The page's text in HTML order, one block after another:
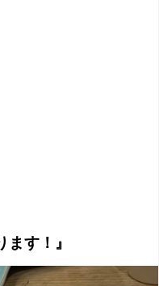
す！』